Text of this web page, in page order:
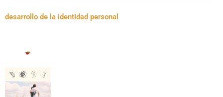
desarrollo de la identidad personal